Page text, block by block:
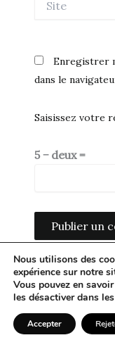
Enregistrer
dans le
Saisissez votre
5 − deux =
Alternative:
Nous utilisons des
expérience sur notre
Vous pouvez en
les désactiver dans les
Accepter